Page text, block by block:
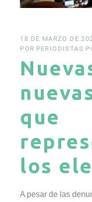
18 DE MARZO DE
POR PERIODISTAS
que
los
A pesar de las